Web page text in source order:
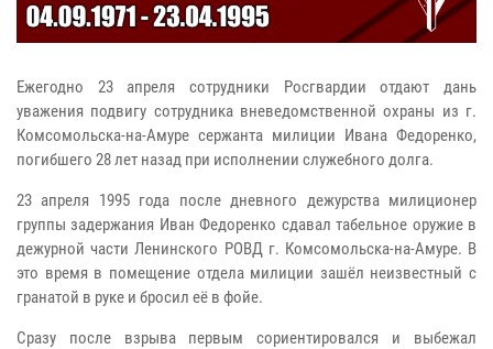
Ежегодно 23 апреля сотрудники Росгвардии отдают дань
уважения подвигу сотрудника вневедомственной охраны из г.
Комсомольска-на-Амуре сержанта милиции Ивана Федоренко,
погибшего 28 лет назад при исполнении служебного долга.
23 апреля 1995 года после дневного дежурства милиционер
группы задержания Иван Федоренко сдавал табельное оружие в
дежурной части Ленинского РОВД г. Комсомольска-на-Амуре. В
это время в помещение отдела милиции зашёл неизвестный с
гранатой в руке и бросил её в фойе.
Сразу после взрыва первым сориентировался и выбежал